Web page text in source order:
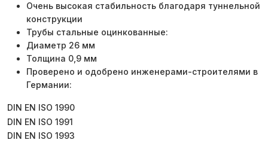
Очень высокая стабильность благодаря туннельной
конструкции
Трубы стальные оцинкованные:
Диаметр 26 мм
Толщина 0,9 мм
Проверено и одобрено инженерами-строителями в
Германии:
DIN EN ISO 1990
DIN EN ISO 1991
DIN EN ISO 1993